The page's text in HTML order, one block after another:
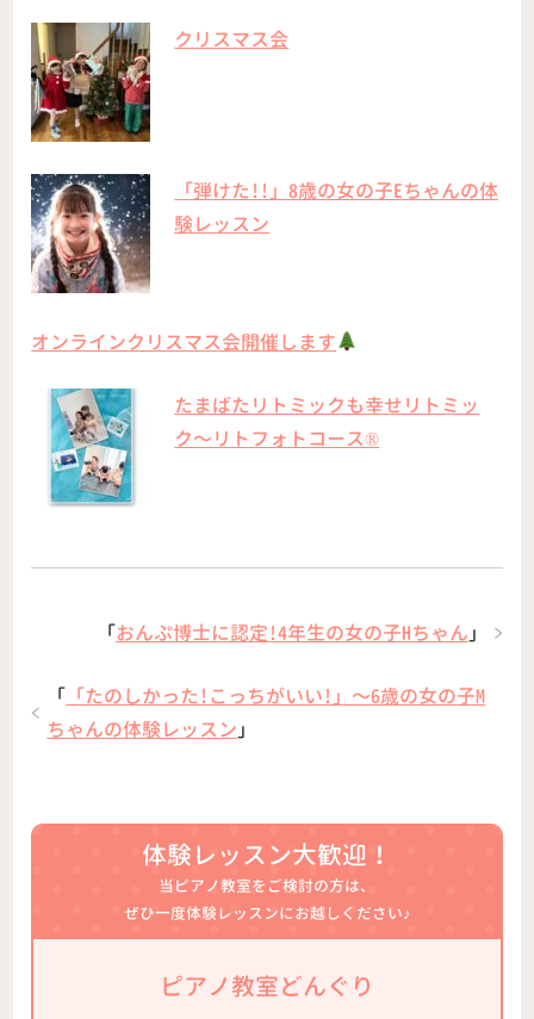
クリスマス会
「弾けた!!」8歳の女の子Eちゃんの体
験レッスン
オンラインクリスマス会開催します
たまばたリトミックも幸せリトミッ
ク〜リトフォトコース®︎
「おんぷ博士に認定!4年生の女の子Hちゃん 」
「 「たのしかった!こっちがいい!」〜6歳の女の子M
ちゃんの体験レッスン 」
体験レッスン大歓迎！
当ピアノ教室をご検討の方は、
ぜひ一度体験レッスンにお越しください♪
ピアノ教室どんぐり